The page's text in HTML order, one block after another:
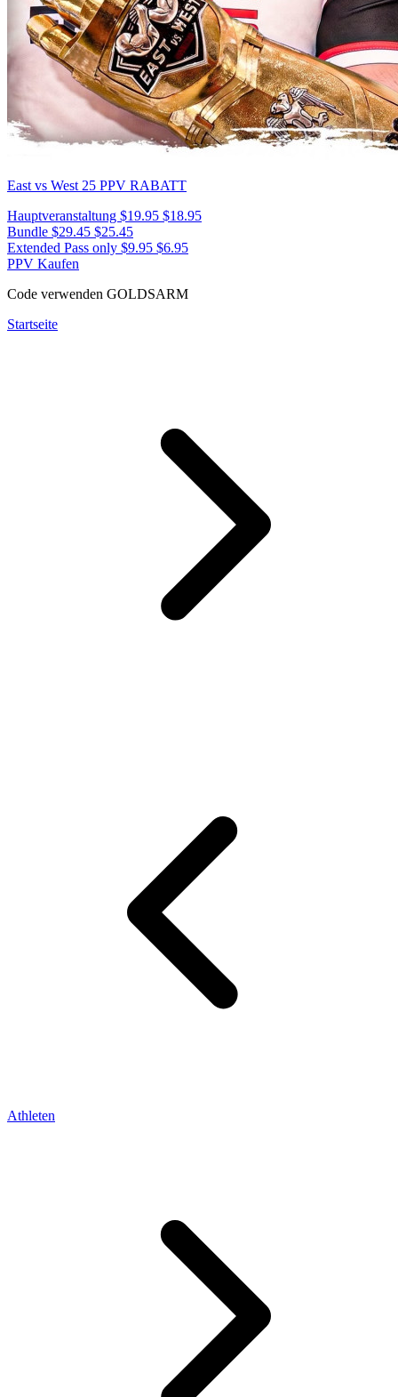
East vs West 25 PPV RABATT
Hauptveranstaltung $19.95 $18.95
Bundle $29.45 $25.45
Extended Pass only $9.95 $6.95
PPV Kaufen
Code verwenden GOLDSARM
Startseite
Athleten